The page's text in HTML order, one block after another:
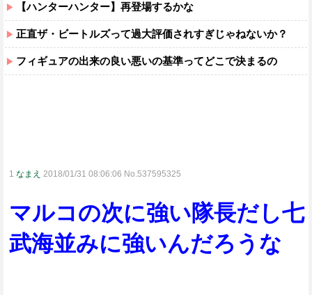
【ハンターハンター】再登場するかな
正直ザ・ビートルズって過大評価されすぎじゃねないか？
フィギュアの出来の良い悪いの基準ってどこで決まるの
1 なまえ 2018/01/31 08:06:06 No.537595325
マルコの次に強い隊長だし七
武海並みに強いんだろうな